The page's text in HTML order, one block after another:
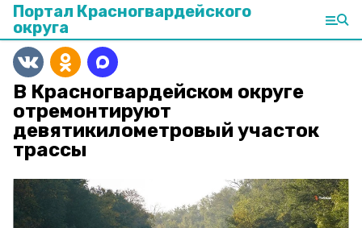
Портал Красногвардейского
округа
В Красногвардейском округе
отремонтируют
девятикилометровый участок
трассы